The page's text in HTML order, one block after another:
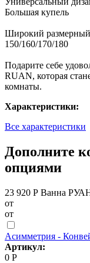
Большая купель
Широкий размерный
150/160/170/180
Подарите себе
RUAN, которая
комнаты.
Характеристики:
Все характеристики
Дополните
опциями
23 920 Р Ванна
от
от
Асимметрия -
Артикул:
0 Р